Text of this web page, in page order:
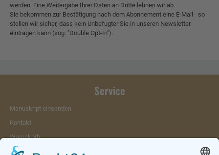
werden. Eine Weitergabe Ihrer Daten an Dritte lehnen wir ab.
Sie bekommen zur Bestätigung nach dem Abonnement eine E-Mail - so
stellen wir sicher, dass kein Unbefugter Sie in unseren Newsletter
eintragen kann (sog. "Double Opt-In").
Service
Manuskript einsenden
Kontakt
Warenkorb
Konto